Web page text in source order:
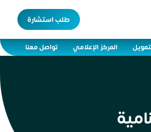
طلب استشارة
المركز الإعلامي تواصل معنا